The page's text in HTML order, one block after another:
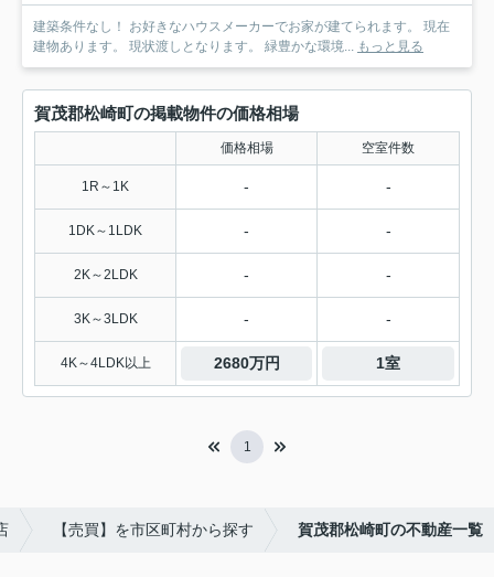
建築条件なし！ お好きなハウスメーカーでお家が建てられます。 現在
建物あります。 現状渡しとなります。 緑豊かな環境... もっと見る
賀茂郡松崎町の掲載物件の価格相場
価格相場 空室件数
1R～1K - -
1DK～1LDK - -
2K～2LDK - -
3K～3LDK - -
4K～4LDK以上 2680万円 1室
1
【売買】を市区町村から探す 賀茂郡松崎町の不動産一覧